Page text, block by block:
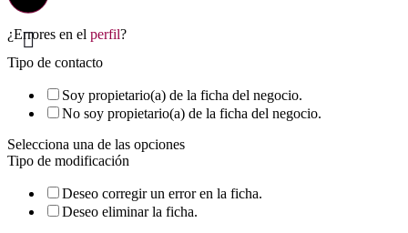
¿Errores en el perfil?
Tipo de contacto
Soy propietario(a) de la ficha del negocio.
No soy propietario(a) de la ficha del negocio.
Selecciona una de las opciones
Tipo de modificación
Deseo corregir un error en la ficha.
Deseo eliminar la ficha.